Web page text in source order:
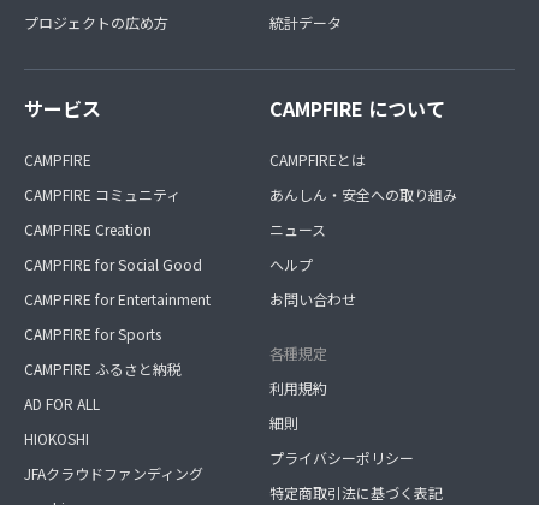
プロジェクトの広め方
統計データ
サービス
CAMPFIRE
CAMPFIRE コミュニティ
CAMPFIRE Creation
CAMPFIRE for Social Good
CAMPFIRE for Entertainment
CAMPFIRE for Sports
CAMPFIRE ふるさと納税
AD FOR ALL
HIOKOSHI
JFAクラウドファンディング
CAMPFIRE について
CAMPFIREとは
あんしん・安全への取り組み
ニュース
ヘルプ
お問い合わせ
各種規定
利用規約
細則
プライバシーポリシー
特定商取引法に基づく表記